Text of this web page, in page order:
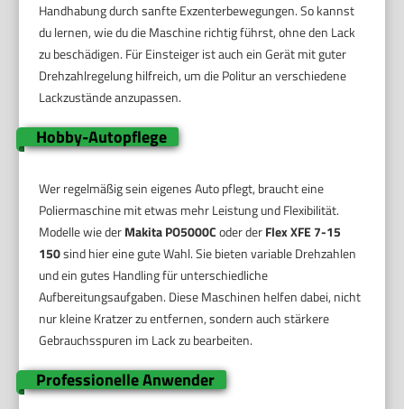
Handhabung durch sanfte Exzenterbewegungen. So kannst
du lernen, wie du die Maschine richtig führst, ohne den Lack
zu beschädigen. Für Einsteiger ist auch ein Gerät mit guter
Drehzahlregelung hilfreich, um die Politur an verschiedene
Lackzustände anzupassen.
Hobby-Autopflege
Wer regelmäßig sein eigenes Auto pflegt, braucht eine
Poliermaschine mit etwas mehr Leistung und Flexibilität.
Modelle wie derMakita PO5000Coder derFlex XFE 7-15
150sind hier eine gute Wahl. Sie bieten variable Drehzahlen
und ein gutes Handling für unterschiedliche
Aufbereitungsaufgaben. Diese Maschinen helfen dabei, nicht
nur kleine Kratzer zu entfernen, sondern auch stärkere
Gebrauchsspuren im Lack zu bearbeiten.
Professionelle Anwender